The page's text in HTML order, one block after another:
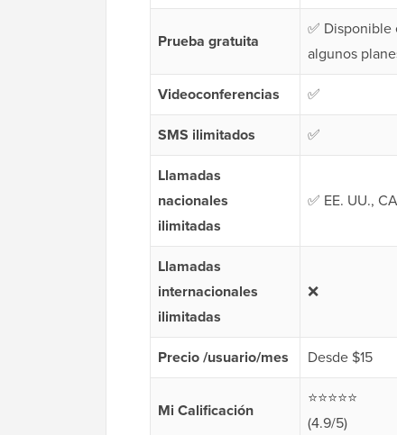
Prueba gratuita
✅ Disponible
algunos
Videoconferencias
✅
SMS ilimitados
✅
Llamadas
nacionales
ilimitadas
✅ EE. UU.,
Llamadas
internacionales
ilimitadas
❌
Precio /usuario/mes Desde $15
Mi Calificación
⭐⭐⭐⭐⭐
(4.9/5)